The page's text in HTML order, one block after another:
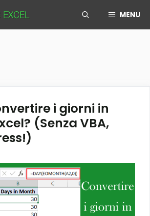
MENU
i giorni in
(Senza VBA,